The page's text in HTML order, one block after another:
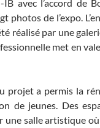
avec l’accord de
photos de l’expo.
réalisé par une
met en
projet a permis la
de jeunes. Des
une salle artistique